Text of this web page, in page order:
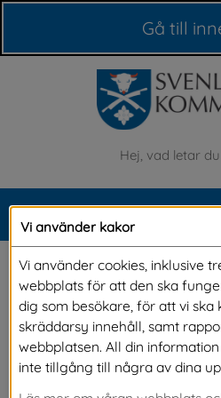
Gå till
Sök
Satsning
Just nu arbetar vi på vår
någonsin! Genom
Vi använder kakor
Vi använder cookies, inklusive
webbplats för att den ska
dig som besökare, för att vi
skräddarsy innehåll, samt
webbplatsen. All din
inte tillgång till några av dina